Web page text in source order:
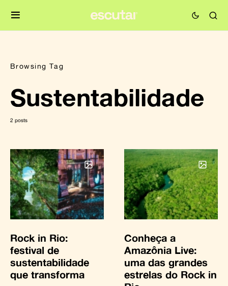
Browsing Tag
Sustentabilidade
2 posts
Rock in Rio:
festival de
sustentabilidade
que transforma
Conheça a
Amazônia Live:
uma das grandes
estrelas do Rock in